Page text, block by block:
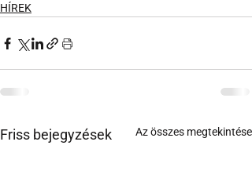
HÍREK
Friss bejegyzések Az összes megtekintése